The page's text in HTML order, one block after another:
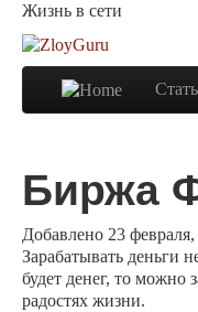
Жизнь в сети
Биржа
Добавлено 23
Зарабатывать деньги
будет денег, то можно
радостях жизни.